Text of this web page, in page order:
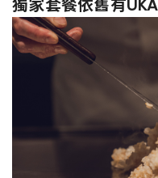
獨家套餐依舊有